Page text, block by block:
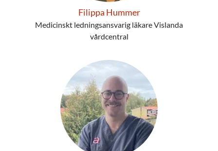
Filippa Hummer
Medicinskt ledningsansvarig läkare Vislanda
vårdcentral